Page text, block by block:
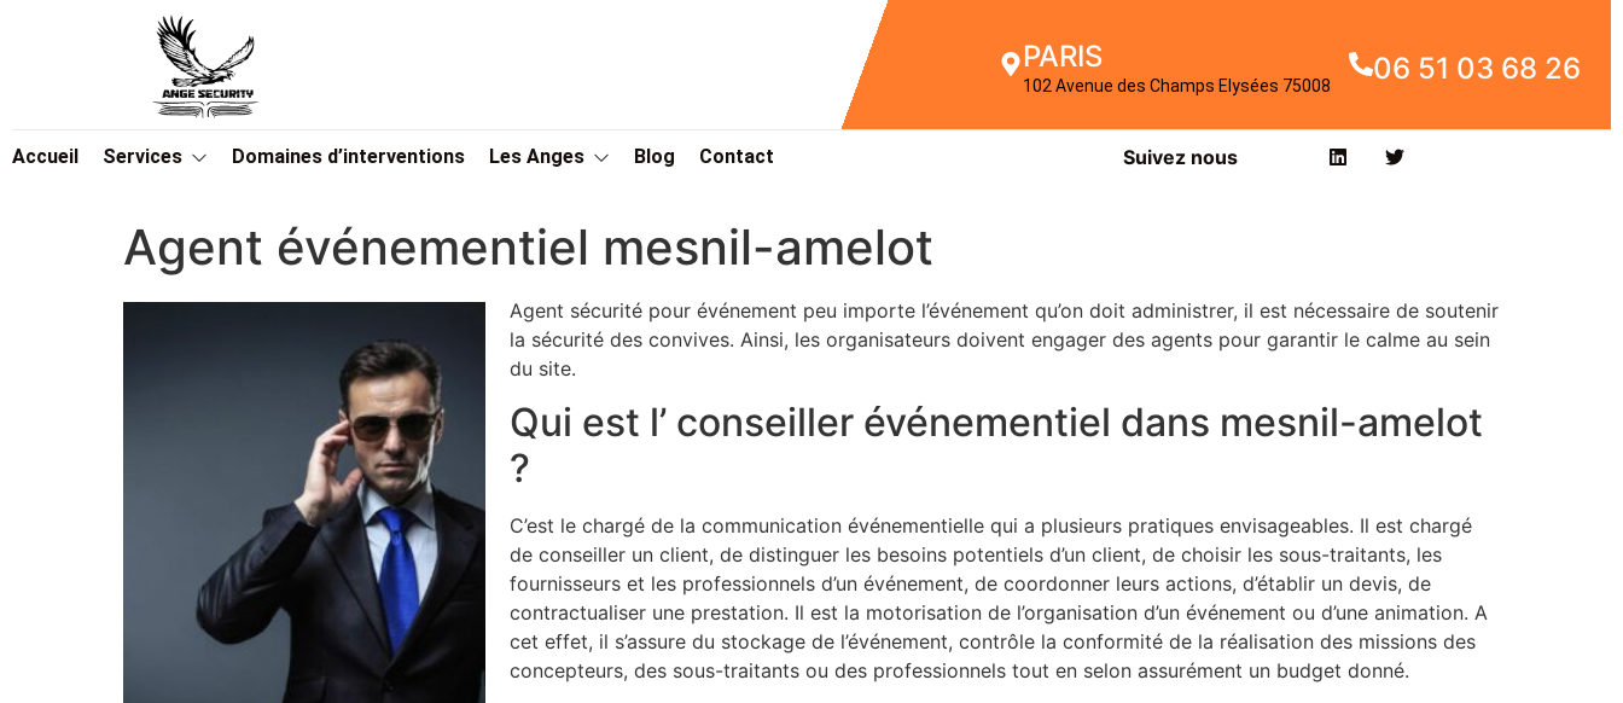
PARIS
102 Avenue des Champs Elysées 75008 06 51 03 68 26
Accueil Services Domaines d’interventions Les Anges Blog Contact Suivez nous
Agent événementiel mesnil-amelot
Agent sécurité pour événement peu importe l’événement qu’on doit administrer, il est nécessaire de soutenir
la sécurité des convives. Ainsi, les organisateurs doivent engager des agents pour garantir le calme au sein
du site.
Qui est l’ conseiller événementiel dans mesnil-amelot
?
C’est le chargé de la communication événementielle qui a plusieurs pratiques envisageables. Il est chargé
de conseiller un client, de distinguer les besoins potentiels d’un client, de choisir les sous-traitants, les
fournisseurs et les professionnels d’un événement, de coordonner leurs actions, d’établir un devis, de
contractualiser une prestation. Il est la motorisation de l’organisation d’un événement ou d’une animation. A
cet effet, il s’assure du stockage de l’événement, contrôle la conformité de la réalisation des missions des
concepteurs, des sous-traitants ou des professionnels tout en selon assurément un budget donné.